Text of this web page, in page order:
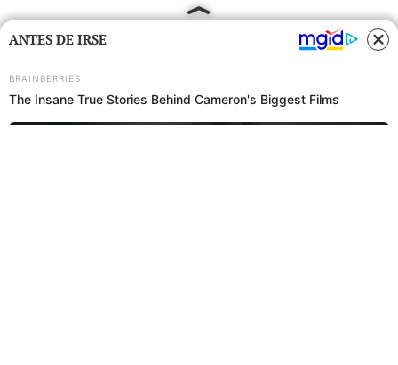
ANTES DE IRSE